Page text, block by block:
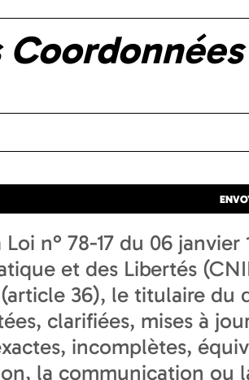
Coordonnées
Loi n° 78-17 du 06
et des Libertés
36), le titulaire du
clarifiées, mises à
incomplètes,
la communication ou